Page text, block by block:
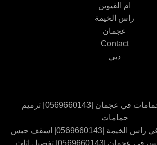
ام القيوين
راس الخيمة
عجمان
Contact
دبي
عزل وصيانة الحمامات في عجمان |0569660143| ترميم
حمامات
|0569660143| اسقف جبس
|0569660143| تفصيل اثاث